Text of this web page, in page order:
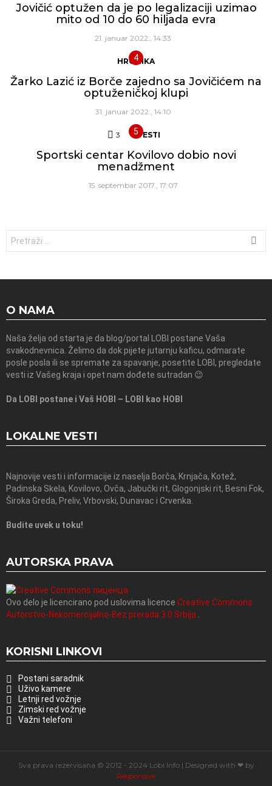
Jovičić optužen da je po legalizaciji uzimao
mito od 10 do 60 hiljada evra
21. januar 2022., 14:33
HRONIKA
Žarko Lazić iz Borče zajedno sa Jovičićem na
optuženičkoj klupi
31. januar 2022., 14:10
3 Komentara
VESTI
Sportski centar Kovilovo dobio novi
menadžment
15. septembar 2017., 17:07
O NAMA
Naša želja od starta je da blog/portal LOBI postane Vaša
svakodnevnica. Želimo da dok pijete jutarnju kaficu, odmarate
posle posla ili se spremate za spavanje, posetite LOBI, pregledate
vesti iz Vašeg kraja i opet nam dođete sutradan 😉
Da LOBI postane i Vaš HOBI – LOBI kao HOBI
LOKALNE VESTI
Najnovije vesti i informacije iz naselja Borča, Krnjača, Kotež,
Padinska Skela, Kovilovo, Ovča, Jabučki rit, Glogonjski rit, Besni Fok,
Široka Greda, Preliv, Vrbovski, Dunavac i Crvenka.
Budite uvek u toku!
AUTORSKA PRAVA
Ovo delo je licencirano pod uslovima licence Creative Commons
Autorstvo-Nekomercijalno-Bez prerada 3.0 Srbija..
KORISNI LINKOVI
Postani saradnik
Uživo kamere
Letnji red vožnje
Zimski red vožnje
Važni telefoni
Sva prava rezervisana © 2012 - 2024 Lobi Info | Designed with ❤ by
Responsive